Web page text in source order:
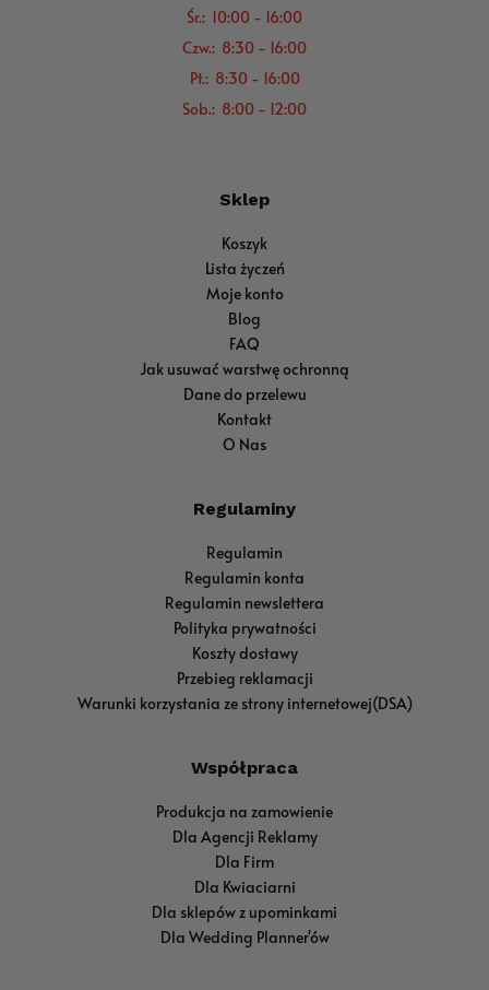
Śr.: 10:00 - 16:00
Czw.: 8:30 - 16:00
Pt.: 8:30 - 16:00
Sob.: 8:00 - 12:00
Sklep
Koszyk
Lista życzeń
Moje konto
Blog
FAQ
Jak usuwać warstwę ochronną
Dane do przelewu
Kontakt
O Nas
Regulaminy
Regulamin
Regulamin konta
Regulamin newslettera
Polityka prywatności
Koszty dostawy
Przebieg reklamacji
Warunki korzystania ze strony internetowej(DSA)
Współpraca
Produkcja na zamowienie
Dla Agencji Reklamy
Dla Firm
Dla Kwiaciarni
Dla sklepów z upominkami
Dla Wedding Planner'ów